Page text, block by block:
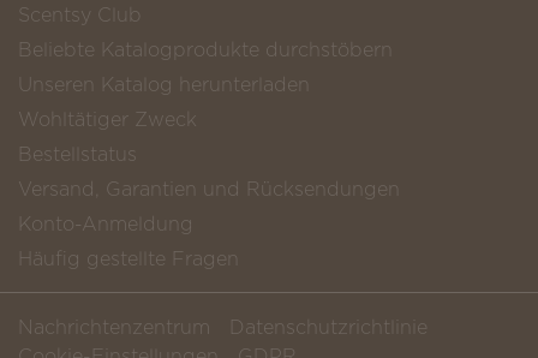
Scentsy Club
Beliebte Katalogprodukte durchstöbern
Unseren Katalog herunterladen
Wohltätiger Zweck
Bestellstatus
Versand, Garantien und Rücksendungen
Konto-Anmeldung
Häufig gestellte Fragen
Nachrichtenzentrum
Datenschutzrichtlinie